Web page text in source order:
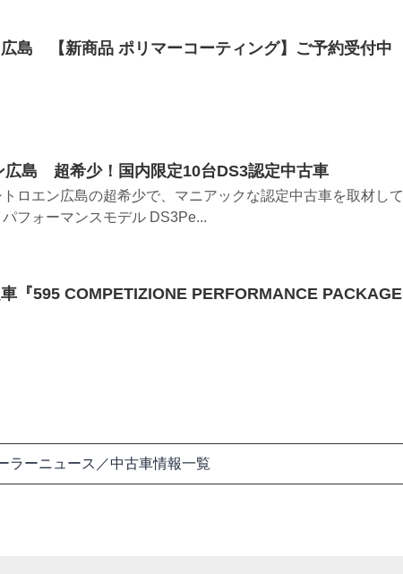
島 【新商品 ポリマーコーティング】ご予約受付中
広島 超希少！国内限定10台DS3認定中古車
ロエン広島の超希少で、マニアックな認定中古車を取材して
フォーマンスモデル DS3Pe...
『595 COMPETIZIONE PERFORMANCE PACKAGE
ラーニュース／中古車情報一覧